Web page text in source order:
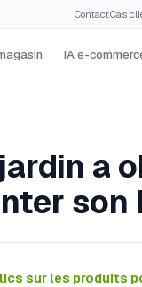
Contact·Cas
IA e-
a
son
sur les produits